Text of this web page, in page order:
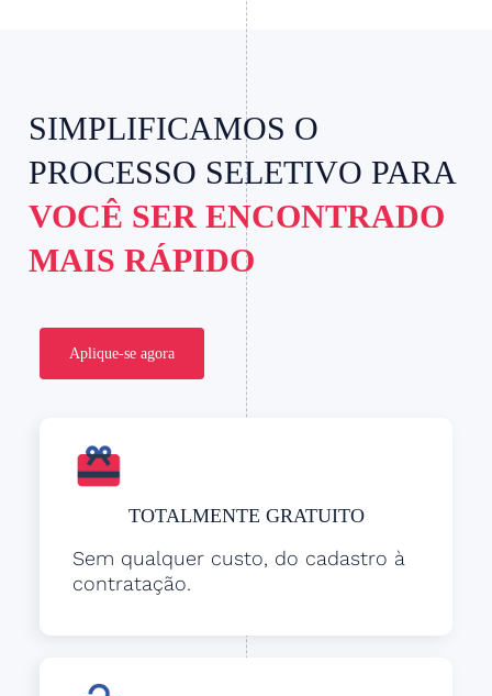
SIMPLIFICAMOS O
PROCESSO SELETIVO PARA
VOCÊ SER ENCONTRADO
MAIS RÁPIDO
Aplique-se agora
TOTALMENTE GRATUITO
Sem qualquer custo, do cadastro à
contratação.